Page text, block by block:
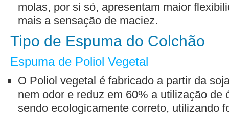
molas, por si só, apresentam maior
mais a sensação de maciez.
Tipo de Espuma do Colchão
Espuma de Poliol Vegetal
O Poliol vegetal é fabricado a partir da
nem odor e reduz em 60% a utilização de
sendo ecologicamente correto, utilizando